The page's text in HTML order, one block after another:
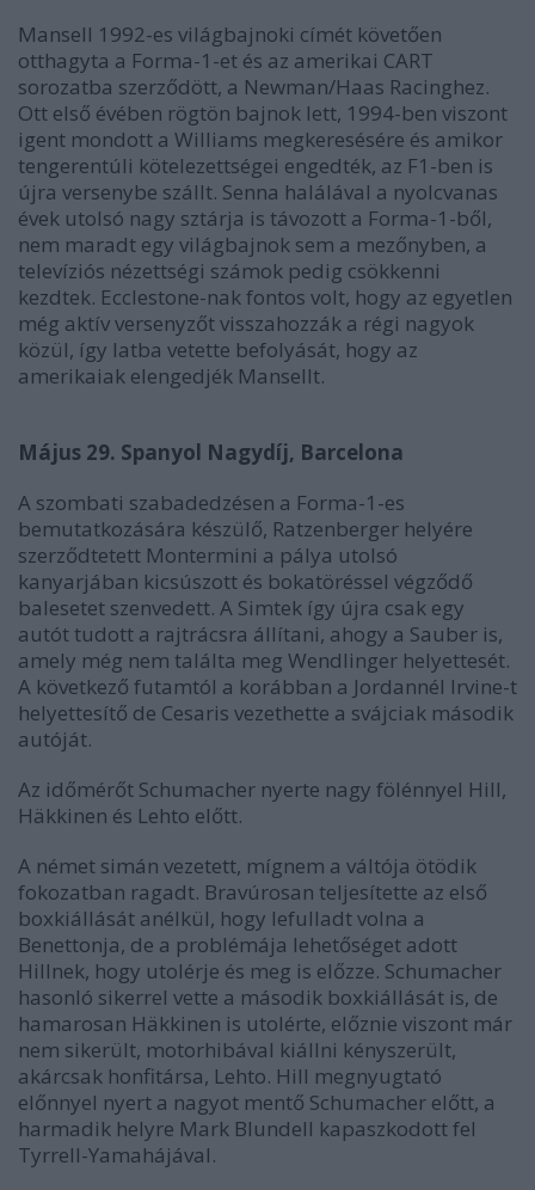
Mansell 1992-es világbajnoki címét követően
otthagyta a Forma-1-et és az amerikai CART
sorozatba szerződött, a Newman/Haas Racinghez.
Ott első évében rögtön bajnok lett, 1994-ben viszont
igent mondott a Williams megkeresésére és amikor
tengerentúli kötelezettségei engedték, az F1-ben is
újra versenybe szállt. Senna halálával a nyolcvanas
évek utolsó nagy sztárja is távozott a Forma-1-ből,
nem maradt egy világbajnok sem a mezőnyben, a
televíziós nézettségi számok pedig csökkenni
kezdtek. Ecclestone-nak fontos volt, hogy az egyetlen
még aktív versenyzőt visszahozzák a régi nagyok
közül, így latba vetette befolyását, hogy az
amerikaiak elengedjék Mansellt.
Május 29. Spanyol Nagydíj, Barcelona
A szombati szabadedzésen a Forma-1-es
bemutatkozására készülő, Ratzenberger helyére
szerződtetett Montermini a pálya utolsó
kanyarjában kicsúszott és bokatöréssel végződő
balesetet szenvedett. A Simtek így újra csak egy
autót tudott a rajtrácsra állítani, ahogy a Sauber is,
amely még nem találta meg Wendlinger helyettesét.
A következő futamtól a korábban a Jordannél Irvine-t
helyettesítő de Cesaris vezethette a svájciak második
autóját.
Az időmérőt Schumacher nyerte nagy fölénnyel Hill,
Häkkinen és Lehto előtt.
A német simán vezetett, mígnem a váltója ötödik
fokozatban ragadt. Bravúrosan teljesítette az első
boxkiállását anélkül, hogy lefulladt volna a
Benettonja, de a problémája lehetőséget adott
Hillnek, hogy utolérje és meg is előzze. Schumacher
hasonló sikerrel vette a második boxkiállását is, de
hamarosan Häkkinen is utolérte, előznie viszont már
nem sikerült, motorhibával kiállni kényszerült,
akárcsak honfitársa, Lehto. Hill megnyugtató
előnnyel nyert a nagyot mentő Schumacher előtt, a
harmadik helyre Mark Blundell kapaszkodott fel
Tyrrell-Yamahájával.